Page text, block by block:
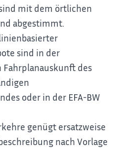
mit dem örtlichen
abgestimmt.
sind in der
des
oder in der EFA-BW
genügt ersatzweise
nach Vorlage